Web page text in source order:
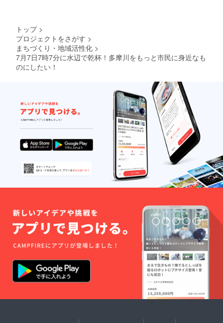
トップ >
プロジェクトをさがす >
まちづくり・地域活性化 >
7月7日7時7分に水辺で乾杯！多摩川をもっと市民に身近なも
のにしたい！